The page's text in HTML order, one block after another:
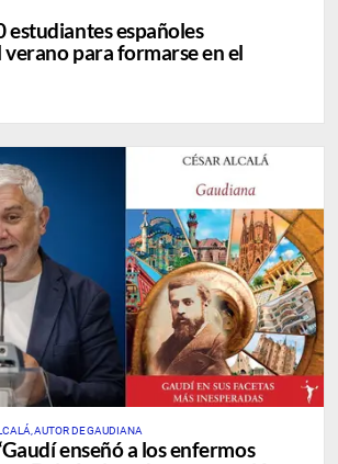
estudiantes españoles
para formarse en el
AUTOR DE GAUDIANA
enseñó a los enfermos